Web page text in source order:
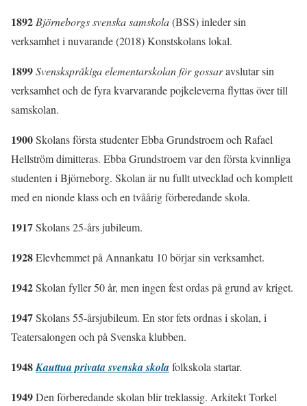
1892 Björneborgs svenska samskola(BSS) inleder sin
verksamhet i nuvarande (2018) Konstskolans lokal.
1899Svenskspråkiga elementarskolan för gossaravslutar sin
verksamhet och de fyra kvarvarande pojkeleverna flyttas över till
samskolan.
1900Skolans första studenter Ebba Grundstroem och Rafael
Hellström dimitteras. Ebba Grundstroem var den första kvinnliga
studenten i Björneborg. Skolan är nu fullt utvecklad och komplett
med en nionde klass och en tvåårig förberedande skola.
1917Skolans 25-års jubileum.
1928Elevhemmet på Annankatu 10 börjar sin verksamhet.
1942Skolan fyller 50 år, men ingen fest ordas på grund av kriget.
1947Skolans 55-årsjubileum. En stor fets ordnas i skolan, i
Teatersalongen och på Svenska klubben.
1948Kauttua privata svenska skolafolkskola startar.
1949Den förberedande skolan blir treklassig. Arkitekt Torkel